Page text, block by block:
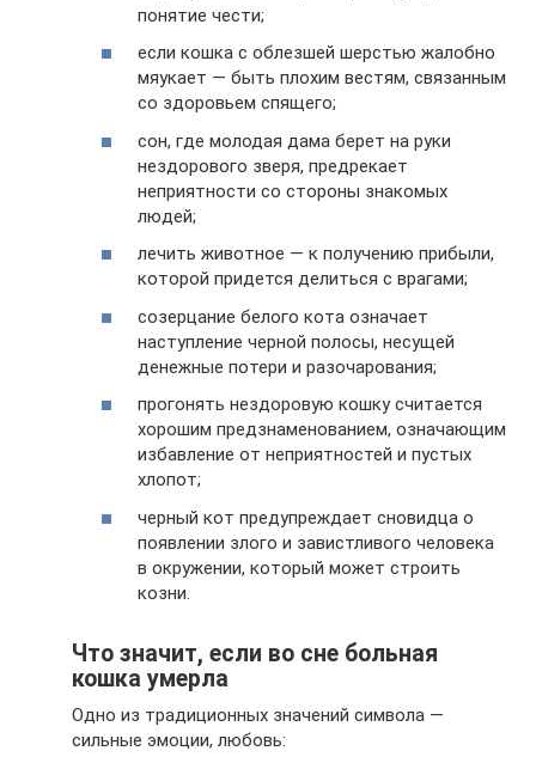
понятие чести;
если кошка с облезшей шерстью жалобно
мяукает — быть плохим вестям, связанным
со здоровьем спящего;
сон, где молодая дама берет на руки
нездорового зверя, предрекает
неприятности со стороны знакомых
людей;
лечить животное — к получению прибыли,
которой придется делиться с врагами;
созерцание белого кота означает
наступление черной полосы, несущей
денежные потери и разочарования;
прогонять нездоровую кошку считается
хорошим предзнаменованием, означающим
избавление от неприятностей и пустых
хлопот;
черный кот предупреждает сновидца о
появлении злого и завистливого человека
в окружении, который может строить
козни.
Что значит, если во сне больная
кошка умерла
Одно из традиционных значений символа —
сильные эмоции, любовь: